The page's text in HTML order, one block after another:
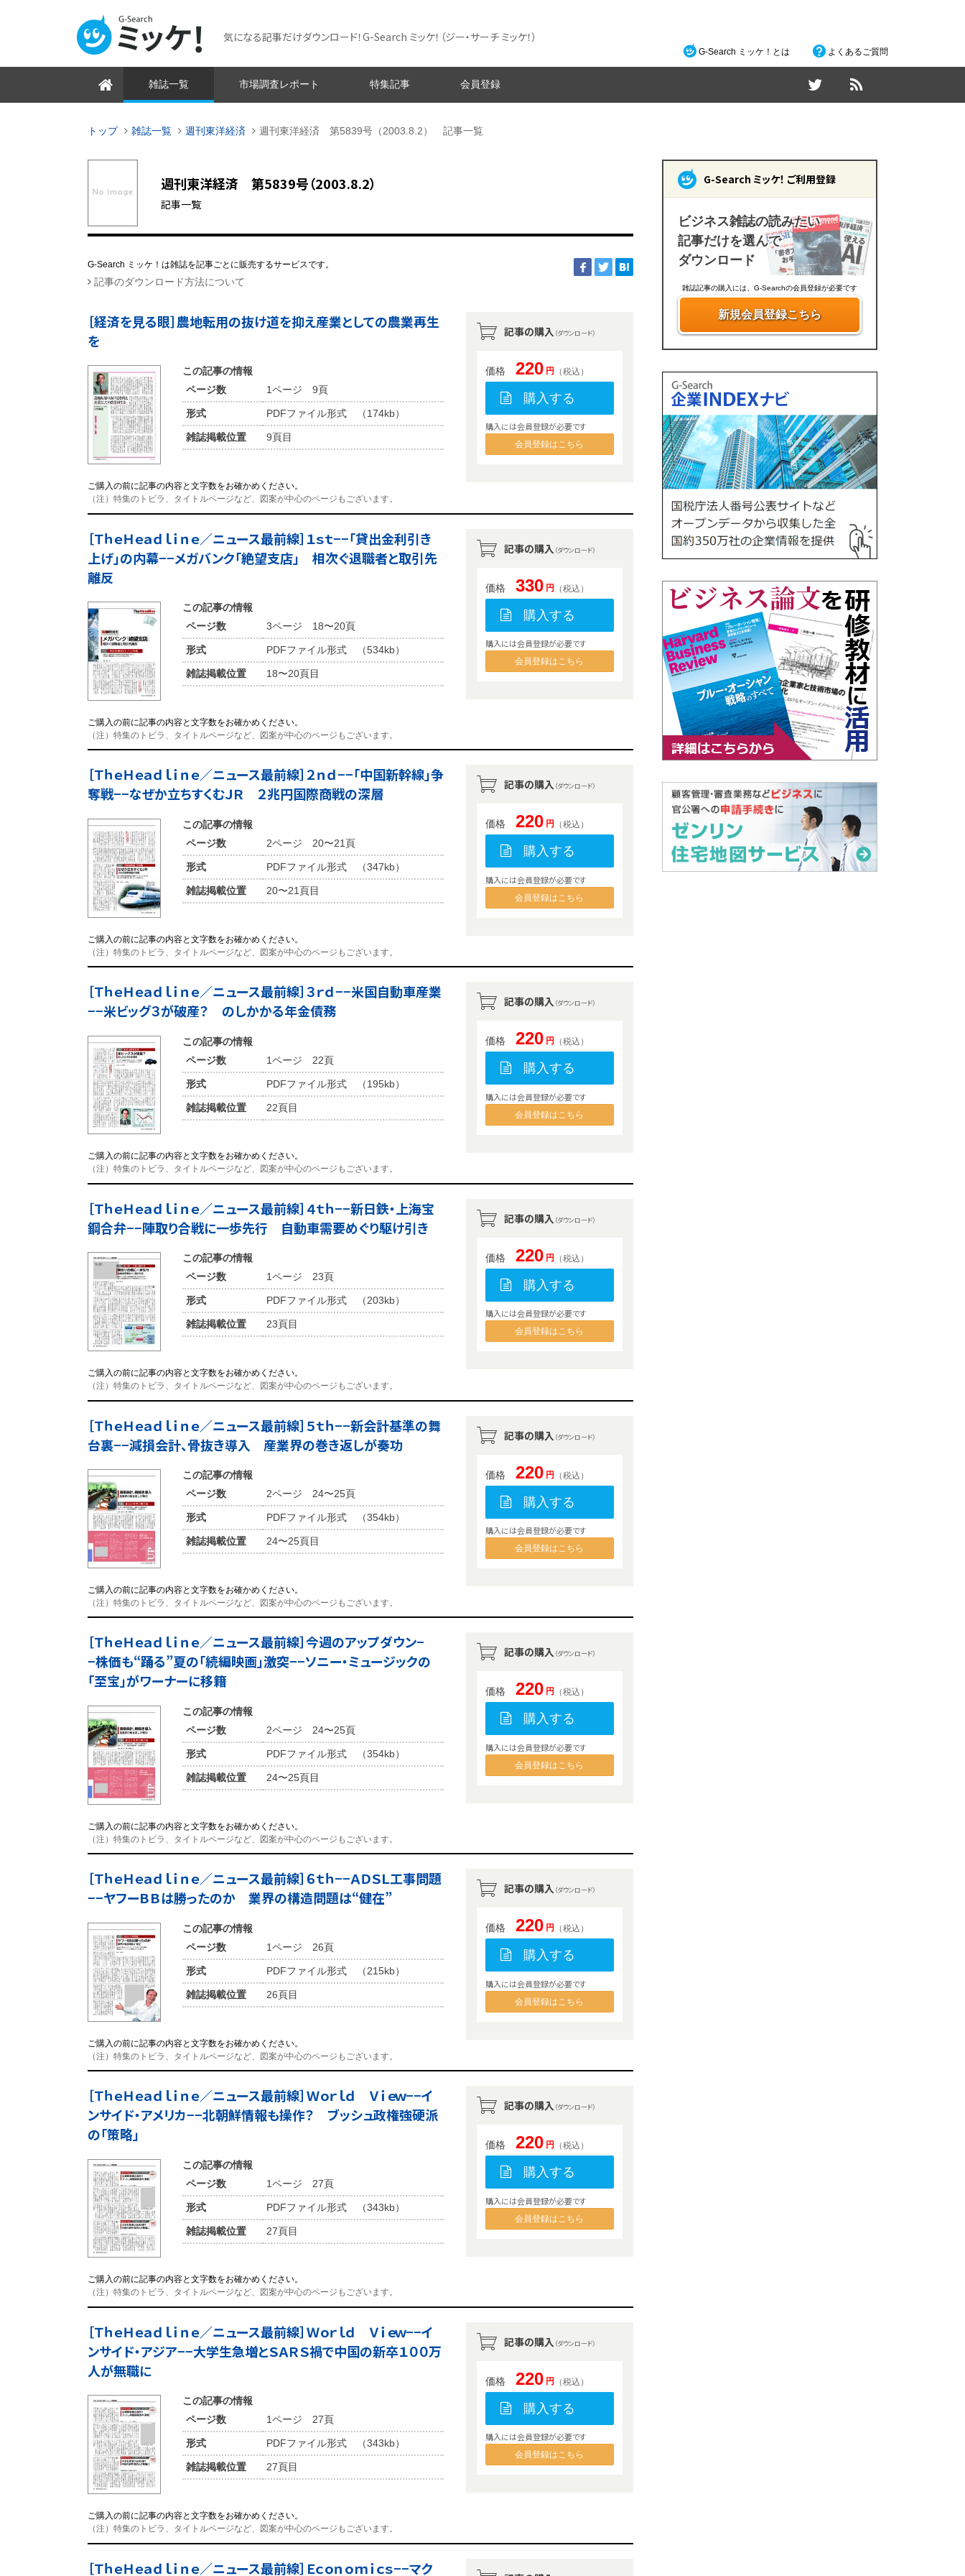
気になる記事だけダウンロード！G-Search ミッケ！ （ジー・サーチ ミッケ！）
G-Search ミッケ！とは よくあるご質問
雑誌一覧 市場調査レポート 特集記事 会員登録
トップ 雑誌一覧 週刊東洋経済 週刊東洋経済 第5839号（2003.8.2） 記事一覧
週刊東洋経済 第5839号（2003.8.2）
記事一覧
G-Search ミッケ！は雑誌を記事ごとに販売するサービスです。
記事のダウンロード方法について
［経済を見る眼］農地転用の抜け道を抑え産業としての農業再生
を
この記事の情報
ページ数
1ページ 9頁
形式 PDFファイル形式 （174kb）
雑誌掲載位置 9頁目
ご購入の前に記事の内容と文字数をお確かめください。
（注）特集のトビラ、タイトルページなど、図案が中心のページもございます。
記事の購入 （ダウンロード）
価格 220 円 （税込）
購入する
購入には会員登録が必要です
会員登録はこちら
［ＴｈｅＨｅａｄｌｉｎｅ／ニュース最前線］１ｓｔ−−「貸出金利引き
上げ」の内幕−−メガバンク「絶望支店」 相次ぐ退職者と取引先
離反
この記事の情報
ページ数
3ページ 18〜20頁
形式 PDFファイル形式 （534kb）
雑誌掲載位置 18〜20頁目
ご購入の前に記事の内容と文字数をお確かめください。
（注）特集のトビラ、タイトルページなど、図案が中心のページもございます。
記事の購入 （ダウンロード）
価格 330 円 （税込）
購入する
購入には会員登録が必要です
会員登録はこちら
［ＴｈｅＨｅａｄｌｉｎｅ／ニュース最前線］２ｎｄ−−「中国新幹線」争
奪戦−−なぜか立ちすくむＪＲ ２兆円国際商戦の深層
この記事の情報
ページ数
2ページ 20〜21頁
形式 PDFファイル形式 （347kb）
雑誌掲載位置 20〜21頁目
ご購入の前に記事の内容と文字数をお確かめください。
（注）特集のトビラ、タイトルページなど、図案が中心のページもございます。
記事の購入 （ダウンロード）
価格 220 円（税込）
購入する
購入には会員登録が必要です
会員登録はこちら
［ＴｈｅＨｅａｄｌｉｎｅ／ニュース最前線］３ｒｄ−−米国自動車産業
−−米ビッグ３が破産？ のしかかる年金債務
この記事の情報
ページ数
1ページ 22頁
形式 PDFファイル形式 （195kb）
雑誌掲載位置 22頁目
ご購入の前に記事の内容と文字数をお確かめください。
（注）特集のトビラ、タイトルページなど、図案が中心のページもございます。
記事の購入 （ダウンロード）
価格 220 円（税込）
購入する
購入には会員登録が必要です
会員登録はこちら
［ＴｈｅＨｅａｄｌｉｎｅ／ニュース最前線］４ｔｈ−−新日鉄・上海宝
鋼合弁−−陣取り合戦に一歩先行 自動車需要めぐり駆け引き
この記事の情報
ページ数
1ページ 23頁
形式 PDFファイル形式 （203kb）
雑誌掲載位置 23頁目
ご購入の前に記事の内容と文字数をお確かめください。
（注）特集のトビラ、タイトルページなど、図案が中心のページもございます。
記事の購入 （ダウンロード）
価格 220 円（税込）
購入する
購入には会員登録が必要です
会員登録はこちら
［ＴｈｅＨｅａｄｌｉｎｅ／ニュース最前線］５ｔｈ−−新会計基準の舞
台裏−−減損会計、骨抜き導入 産業界の巻き返しが奏功
この記事の情報
ページ数
2ページ 24〜25頁
形式 PDFファイル形式 （354kb）
雑誌掲載位置 24〜25頁目
ご購入の前に記事の内容と文字数をお確かめください。
（注）特集のトビラ、タイトルページなど、図案が中心のページもございます。
記事の購入 （ダウンロード）
価格 220 円 （税込）
購入する
購入には会員登録が必要です
会員登録はこちら
［ＴｈｅＨｅａｄｌｉｎｅ／ニュース最前線］今週のアップダウン−
−株価も“踊る”夏の「続編映画」激突−−ソニー・ミュージックの
「至宝」がワーナーに移籍
この記事の情報
ページ数
2ページ 24〜25頁
形式 PDFファイル形式 （354kb）
雑誌掲載位置 24〜25頁目
ご購入の前に記事の内容と文字数をお確かめください。
（注）特集のトビラ、タイトルページなど、図案が中心のページもございます。
記事の購入 （ダウンロード）
価格 220 円（税込）
購入する
購入には会員登録が必要です
会員登録はこちら
［ＴｈｅＨｅａｄｌｉｎｅ／ニュース最前線］６ｔｈ−−ＡＤＳＬ工事問題
−−ヤフーＢＢは勝ったのか 業界の構造問題は“健在”
この記事の情報
ページ数
1ページ 26頁
形式 PDFファイル形式 （215kb）
雑誌掲載位置 26頁目
ご購入の前に記事の内容と文字数をお確かめください。
（注）特集のトビラ、タイトルページなど、図案が中心のページもございます。
記事の購入 （ダウンロード）
価格 220 円（税込）
購入する
購入には会員登録が必要です
会員登録はこちら
［ＴｈｅＨｅａｄｌｉｎｅ／ニュース最前線］Ｗｏｒｌｄ Ｖｉｅｗ−−イ
ンサイド・アメリカ−−北朝鮮情報も操作？ ブッシュ政権強硬派
の「策略」
この記事の情報
ページ数
1ページ 27頁
形式 PDFファイル形式 （343kb）
雑誌掲載位置 27頁目
ご購入の前に記事の内容と文字数をお確かめください。
（注）特集のトビラ、タイトルページなど、図案が中心のページもございます。
記事の購入 （ダウンロード）
価格 220 円（税込）
購入する
購入には会員登録が必要です
会員登録はこちら
［ＴｈｅＨｅａｄｌｉｎｅ／ニュース最前線］Ｗｏｒｌｄ Ｖｉｅｗ−−イ
ンサイド・アジア−−大学生急増とＳＡＲＳ禍で中国の新卒１００万
人が無職に
この記事の情報
ページ数
1ページ 27頁
形式 PDFファイル形式 （343kb）
雑誌掲載位置 27頁目
ご購入の前に記事の内容と文字数をお確かめください。
（注）特集のトビラ、タイトルページなど、図案が中心のページもございます。
記事の購入 （ダウンロード）
価格 220 円 （税込）
購入する
購入には会員登録が必要です
会員登録はこちら
［ＴｈｅＨｅａｄｌｉｎｅ／ニュース最前線］Ｅｃｏｎｏｍｉｃｓ−−マク
G-Search ミッケ！ ご利用登録
ビジネス雑誌の読みたい
記事だけを選んで
ダウンロード
雑誌記事の購入には、G-Searchの会員登録が必要です
新規会員登録こちら